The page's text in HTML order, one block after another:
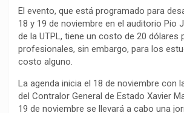
El evento, que está programado para
18 y 19 de noviembre en el auditorio Pio
de la UTPL, tiene un costo de 20 dólares
profesionales, sin embargo, para los
costo alguno.
La agenda inicia el 18 de noviembre con
del Contralor General de Estado Xavier
19 de noviembre se llevará a cabo una